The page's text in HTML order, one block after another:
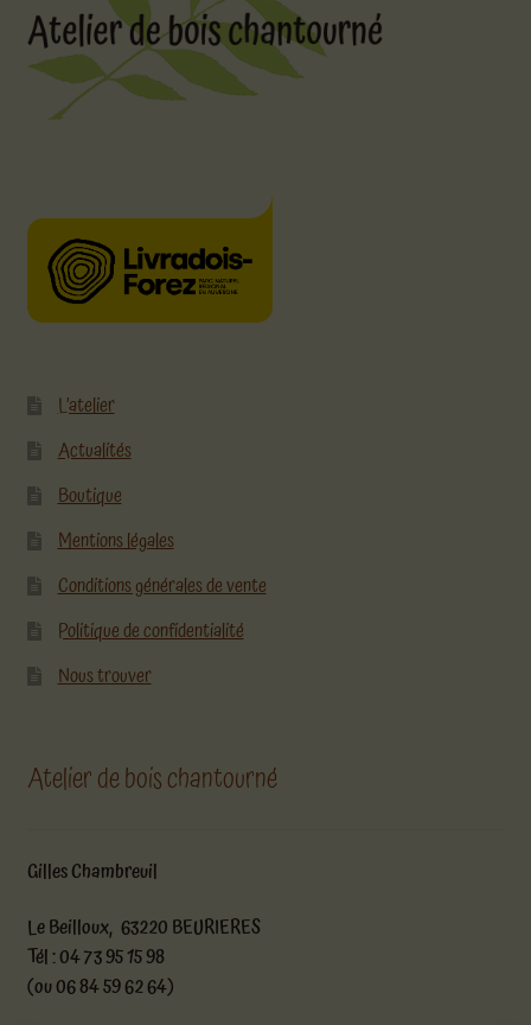
L’atelier
Actualités
Boutique
Mentions légales
Conditions générales de vente
Politique de confidentialité
Nous trouver
Atelier de bois chantourné
Gilles Chambreuil
Le Beilloux, 63220 BEURIERES
Tél : 04 73 95 15 98
(ou 06 84 59 62 64)